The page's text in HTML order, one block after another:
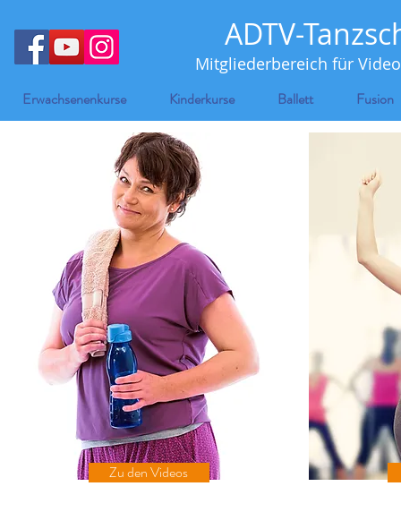
ADTV-
Mitgliederbereich für
Erwachsenenkurse Kinderkurse Ballett Fusion
Zu den Videos